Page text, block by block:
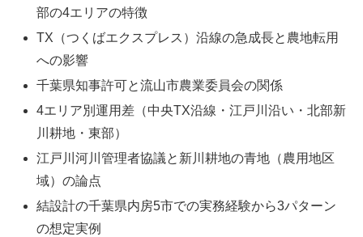
部の4エリアの特徴
TX（つくばエクスプレス）沿線の急成長と農地転用
への影響
千葉県知事許可と流山市農業委員会の関係
4エリア別運用差（中央TX沿線・江戸川沿い・北部新
川耕地・東部）
江戸川河川管理者協議と新川耕地の青地（農用地区
域）の論点
結設計の千葉県内房5市での実務経験から3パターン
の想定実例